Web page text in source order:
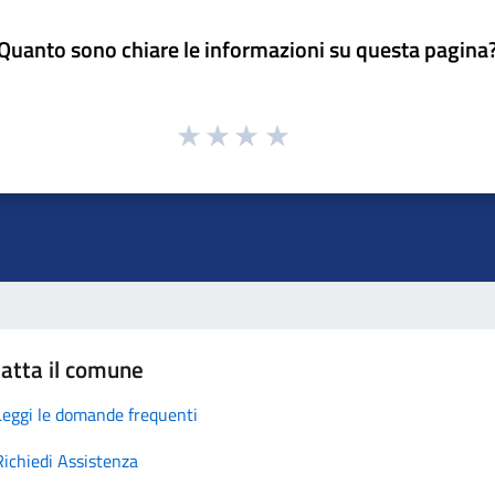
sono chiare le informazioni su questa
il comune
le domande frequenti
Assistenza